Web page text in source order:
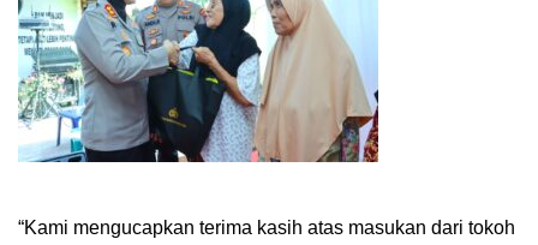
“Kami mengucapkan terima kasih atas masukan dari tokoh